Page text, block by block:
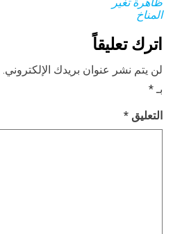
المناخ
اترك تعليقاً
لن يتم نشر عنوان بريدك الإلكتروني.
بـ *
التعليق *